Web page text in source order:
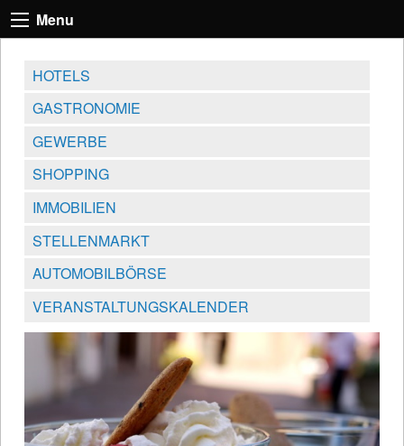
Menu
HOTELS
GASTRONOMIE
GEWERBE
SHOPPING
IMMOBILIEN
STELLENMARKT
AUTOMOBILBÖRSE
VERANSTALTUNGSKALENDER